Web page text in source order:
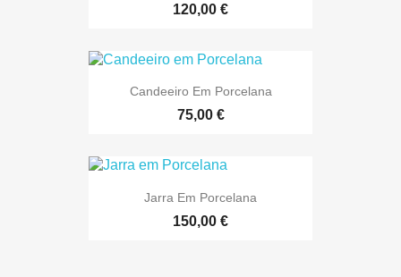
120,00 €
Candeeiro Em Porcelana
75,00 €
Jarra Em Porcelana
150,00 €